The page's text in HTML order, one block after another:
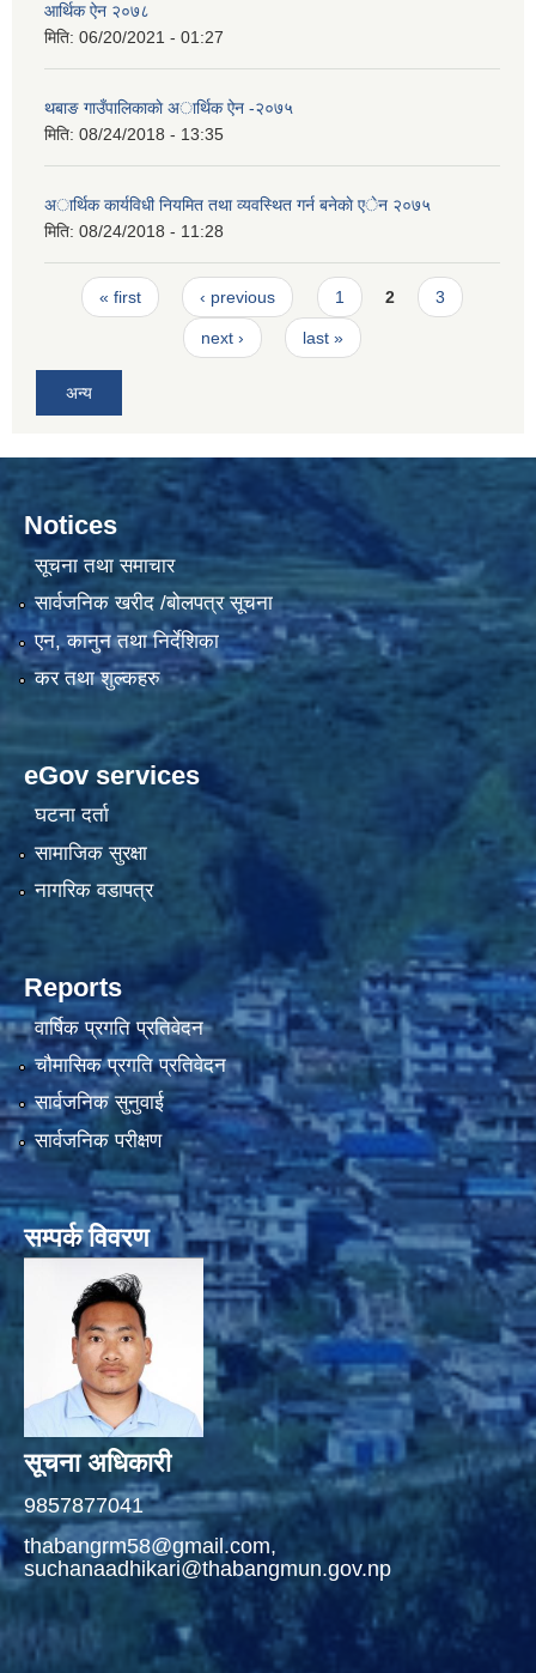
आर्थिक ऐन २०७८
मिति: 06/20/2021 - 01:27
थबाङ गाउँपालिकाकाे अार्थिक ऐन -२०७५
मिति: 08/24/2018 - 13:35
अार्थिक कार्यविधी नियमित तथा व्यवस्थित गर्न बनेकाे एेन २०७५
मिति: 08/24/2018 - 11:28
Pages
« first ‹ previous 1 2 3
next › last »
अन्य
Notices
सूचना तथा समाचार
सार्वजनिक खरीद /बोलपत्र सूचना
एन, कानुन तथा निर्देशिका
कर तथा शुल्कहरु
eGov services
घटना दर्ता
सामाजिक सुरक्षा
नागरिक वडापत्र
Reports
वार्षिक प्रगति प्रतिवेदन
चौमासिक प्रगति प्रतिवेदन
सार्वजनिक सुनुवाई
सार्वजनिक परीक्षण
सम्पर्क विवरण
सूचना अधिकारी
9857877041
thabangrm58@gmail.com,
suchanaadhikari@thabangmun.gov.np